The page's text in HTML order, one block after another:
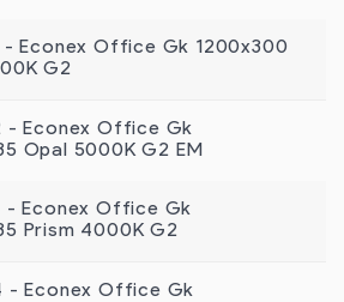
- Econex Office Gk 1200х300
G2
- Econex Office Gk
Opal 5000K G2 EM
- Econex Office Gk
Prism 4000K G2
- Econex Office Gk